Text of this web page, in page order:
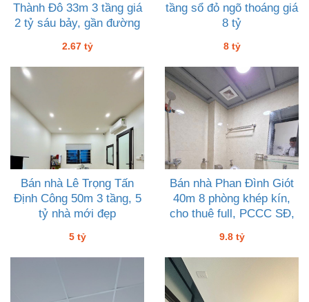
Thành Đô 33m 3 tầng giá
2 tỷ sáu bảy, gần đường
2.67 tỷ
tầng sổ đỏ ngõ thoáng giá
8 tỷ
8 tỷ
Bán nhà Lê Trọng Tấn
Định Công 50m 3 tầng, 5
tỷ nhà mới đẹp
5 tỷ
Bán nhà Phan Đình Giót
40m 8 phòng khép kín,
cho thuê full, PCCC SĐ,
9.8 tỷ